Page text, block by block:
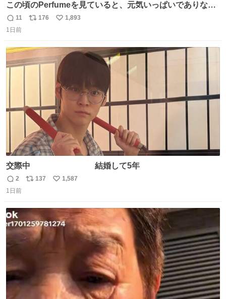
この頃のPerfumeを見ていると、元気いっぱいでありなが
ら決して感情に任せすぎることなく、しっかりと制御され
たダンスであることに新鮮に驚く。3人のあげた足の向き
こから積み重ねてきた努力や練習量が見て取れる…
返
信
11
リ
数
176
い
数
1,893
1日前
交際中 結婚して5年
返
信
2
リ
ト
数
137
い
数
1,587
1日前